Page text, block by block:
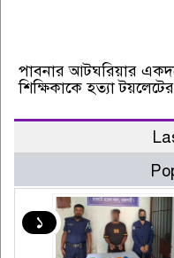
পাবনার আটঘরিয়ার
শিক্ষিকাকে হত্যা
১